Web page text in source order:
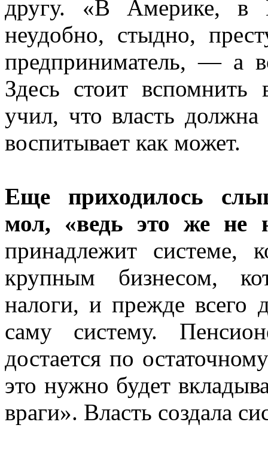
другу. «В Америке, в
неудобно, стыдно,
предприниматель, — а
Здесь стоит
учил, что власть
воспитывает как может.
Еще приходилось
мол, «ведь это же не
принадлежит системе,
крупным бизнесом,
налоги, и прежде всего
саму систему.
достается по
это нужно будет
враги». Власть создала